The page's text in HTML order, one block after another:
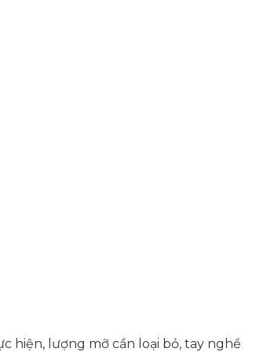
hiện, lượng mỡ cần loại bỏ, tay nghề